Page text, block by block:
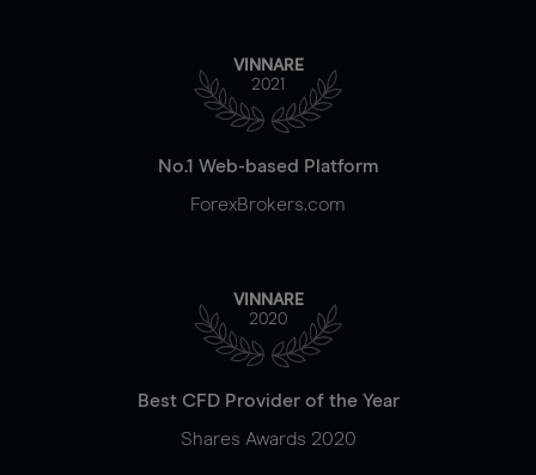
VINNARE
2021
No.1 Web-based Platform
ForexBrokers.com
VINNARE
2020
Best CFD Provider of the Year
Shares Awards 2020